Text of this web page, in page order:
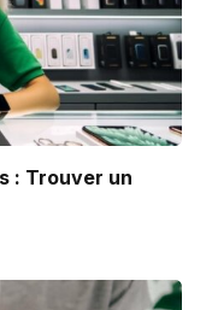
: Trouver un